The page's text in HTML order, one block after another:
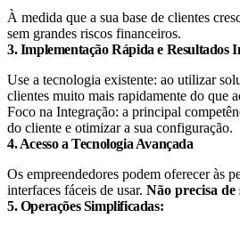
À medida que a sua base de clientes
sem grandes riscos financeiros.
3. Implementação Rápida e Resultados
Use a tecnologia existente: ao utilizar
clientes muito mais rapidamente do que
Foco na Integração: a principal
do cliente e otimizar a sua configuração.
4. Acesso a Tecnologia Avançada
Os empreendedores podem oferecer às
interfaces fáceis de usar. Não precisa
5. Operações Simplificadas: